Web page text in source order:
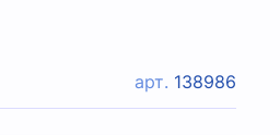
арт. 138986